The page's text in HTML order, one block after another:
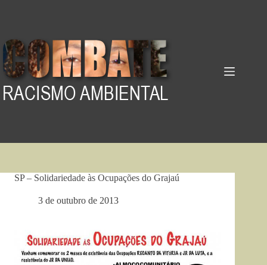
SP – Solidariedade às Ocupações do Grajaú
3 de outubro de 2013